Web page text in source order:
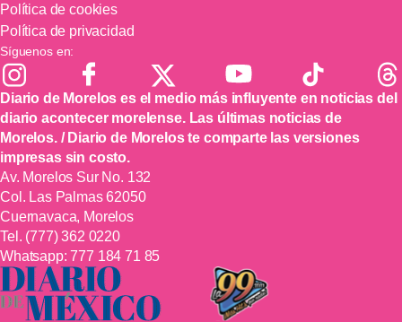
Política de cookies
Política de privacidad
Síguenos en:
Diario de Morelos es el medio más influyente en noticias del
diario acontecer morelense. Las últimas noticias de
Morelos. / Diario de Morelos te comparte las versiones
impresas sin costo.
Av. Morelos Sur No. 132
Col. Las Palmas 62050
Cuernavaca, Morelos
Tel. (777) 362 0220
Whatsapp:777 184 71 85